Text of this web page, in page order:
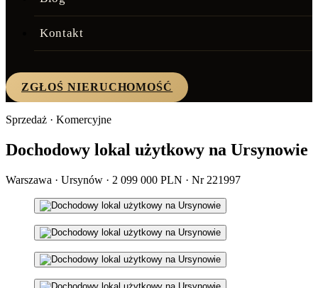
Kontakt
ZGŁOŚ NIERUCHOMOŚĆ
Sprzedaż · Komercyjne
Dochodowy lokal użytkowy na Ursynowie
Warszawa · Ursynów · 2 099 000 PLN · Nr 221997